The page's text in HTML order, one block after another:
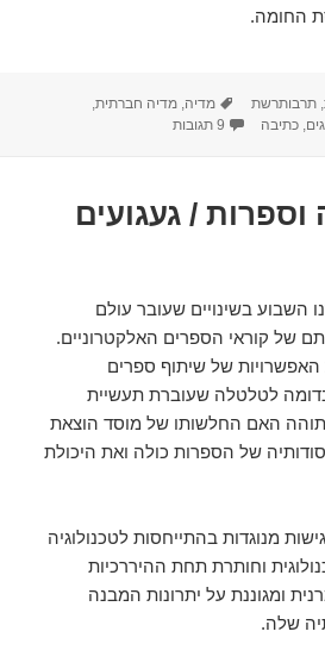
החומה.
,תרבותרשת תגיות
מדיה ,מדיה חברתית
,כתיבה 9 תגובות על מישהו שומע אותי?
וספרות / געגועים
השבוע בשינויים שעובר עולם
של קוראי הספרים האלקטרוניים.
של שיתוף ספרים
לטלטלה שעוברת תעשיית
תוהה האם החלשותו של מוסד הוצאת
של הספרות כולה ואת היכולת
מנוגדות בהתייחסות לטכנולוגיה
וחותרת תחת ההיררכיות
ומגוננת על יתרונות המבנה
שלה.